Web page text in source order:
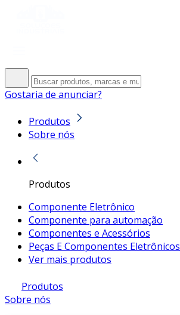
Gostaria de anunciar?
Produtos
Sobre nós
Produtos
Componente Eletrônico
Componente para automação
Componentes e Acessórios
Peças E Componentes Eletrônicos
Ver mais produtos
Produtos
Sobre nós